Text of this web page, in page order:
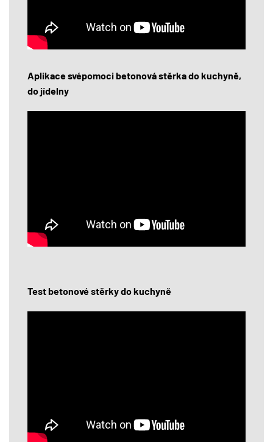
Aplikace svépomoci betonová stěrka do kuchyně,
do jídelny
Test betonové stěrky do kuchyně